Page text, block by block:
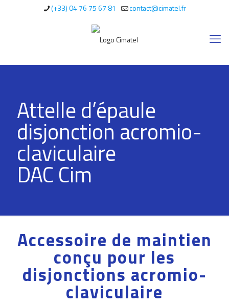
(+33) 04 76 75 67 81 contact@cimatel.fr
Attelle d’épaule
disjonction acromio-
claviculaire
DAC Cim
Accessoire de maintien
conçu pour les
disjonctions acromio-
claviculaire